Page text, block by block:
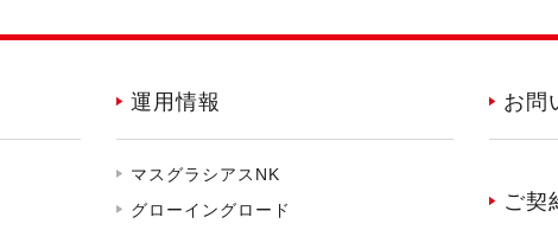
運用情報
マスグラシアスNK
グローイングロード
お問
ご契